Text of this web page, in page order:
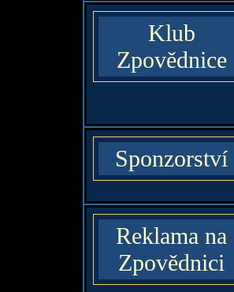
Klub
Zpovědnice
Sponzorství
Reklama na
Zpovědnici